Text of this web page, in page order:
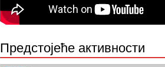
Предстојеће активности